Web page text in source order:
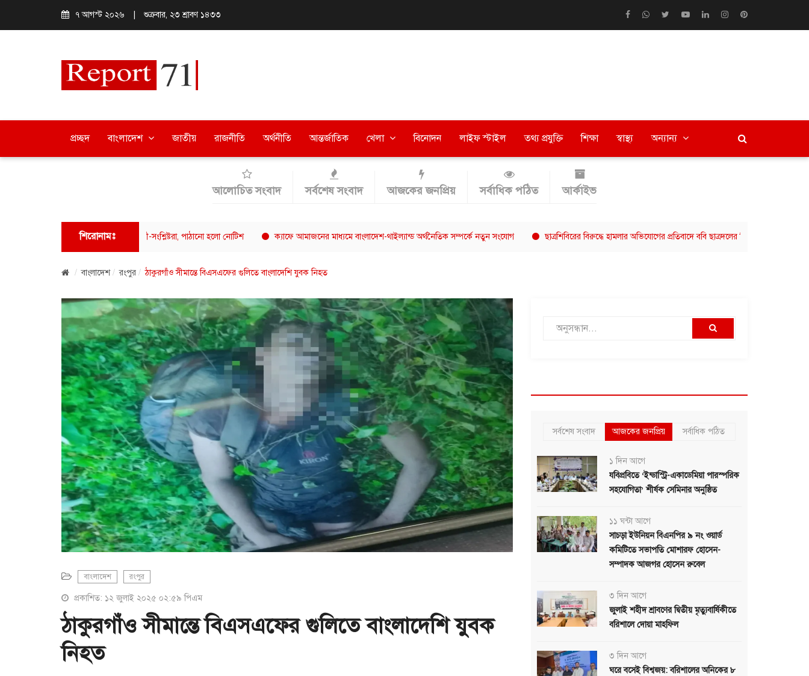
৭ আগস্ট ২০২৬ শুক্রবার, ২৩ শ্রাবণ ১৪৩৩
প্রচ্ছদ বাংলাদেশ জাতীয় রাজনীতি অর্থনীতি আন্তর্জাতিক খেলা বিনোদন লাইফ স্টাইল তথ্য প্রযুক্তি শিক্ষা স্বাস্থ্য অন্যান্য
আলোচিত সংবাদ সর্বশেষ সংবাদ আজকের জনপ্রিয় সর্বাধিক পঠিত আর্কাইভ
শিরোনামঃ
ফুয়াদের বক্তব্যে ক্ষুব্ধ ঢাবি শিক্ষার্থী-সংশ্লিষ্টরা, পাঠানো হলো নোটিশ ক্যাফে আমাজনের মাধ্যমে বাংলাদেশ-থাইল্যান্ড অর্থনৈতিক সম্পর্কে নতুন সংযোগ ছাত্রশিবিরের বিরুদ্ধে হামলার অভিযোগের প্রতিবাদে ববি ছাত্রদলের বিক্ষোভ মিছিল
বাংলাদেশ রংপুর ঠাকুরগাঁও সীমান্তে বিএসএফের গুলিতে বাংলাদেশি যুবক নিহত
বাংলাদেশ রংপুর
প্রকাশিত: ১২ জুলাই ২০২৫ ০২:৫৯ পিএম
ঠাকুরগাঁও সীমান্তে বিএসএফের গুলিতে বাংলাদেশি যুবক
নিহত
সর্বশেষ সংবাদ আজকের জনপ্রিয় সর্বাধিক পঠিত
১ দিন আগে
যবিপ্রবিতে ‘ইন্ডাস্ট্রি-একাডেমিয়া পারস্পরিক
সহযোগিতা’ শীর্ষক সেমিনার অনুষ্ঠিত
১১ ঘন্টা আগে
সাচড়া ইউনিয়ন বিএনপির ৯ নং ওয়ার্ড
কমিটিতে সভাপতি মোশারফ হোসেন-
সম্পাদক আজগর হোসেন রুবেল
৩ দিন আগে
জুলাই শহীদ শ্রাবণের দ্বিতীয় মৃত্যুবার্ষিকীতে
বরিশালে দোয়া মাহফিল
৩ দিন আগে
ঘরে বসেই বিশ্বজয়: বরিশালের অনিকের ৮